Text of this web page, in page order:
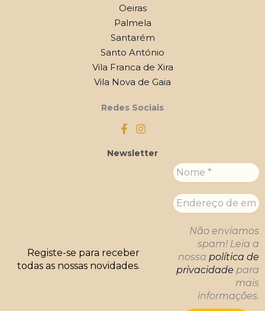
Oeiras
Palmela
Santarém
Santo António
Vila Franca de Xira
Vila Nova de Gaia
Redes Sociais
Newsletter
Registe-se para receber
todas as nossas novidades.
Não enviamos
spam! Leia a
nossa política de
privacidade para
mais
informações.